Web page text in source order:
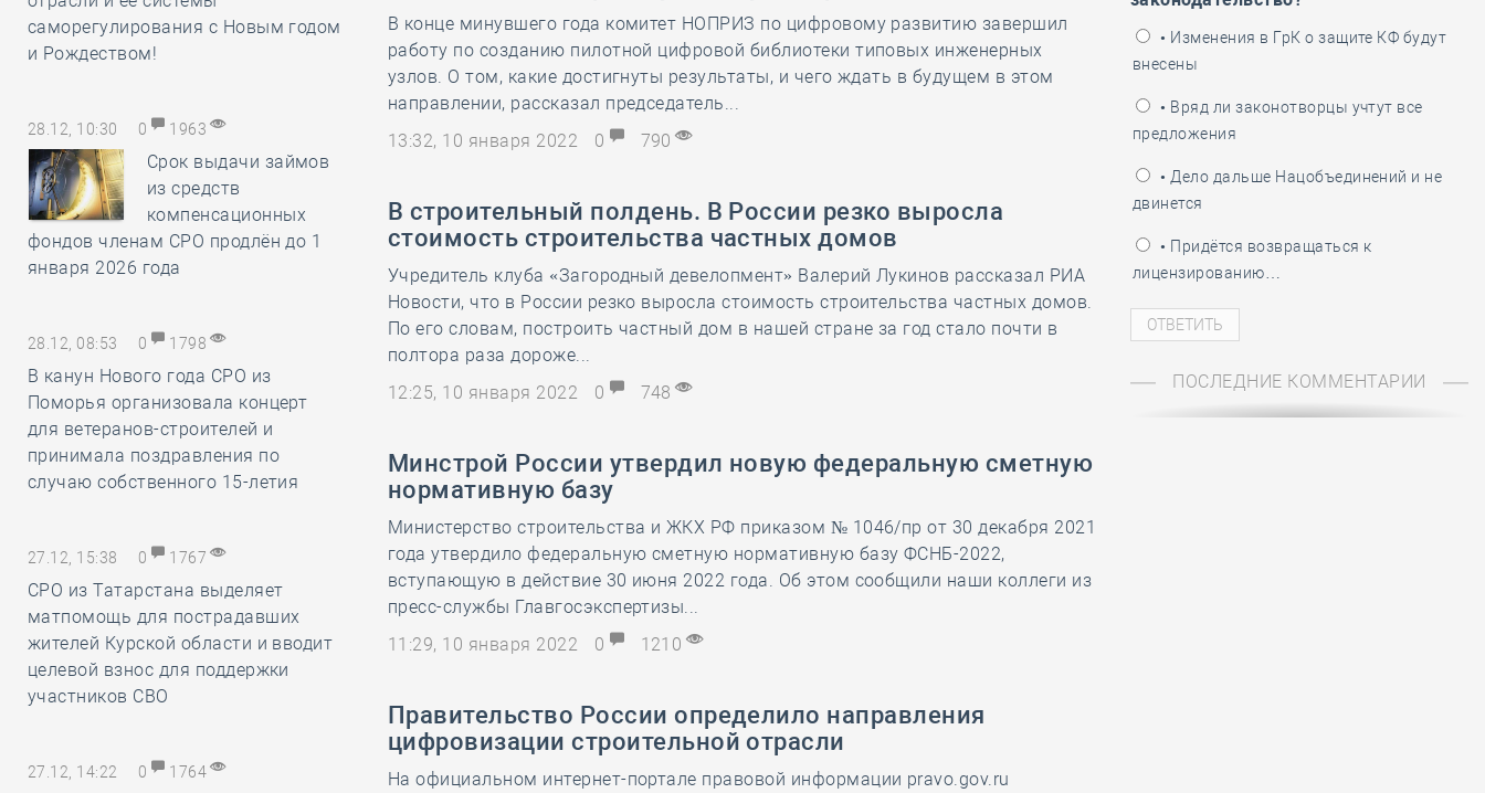
28 мая-День пограничника
саморегулирования с Новым годом
и Рождеством!
28.12, 10:30 0 1963
Срок выдачи займов
из средств
компенсационных
фондов членам СРО продлён до 1
января 2026 года
28.12, 08:53 0 1798
В канун Нового года СРО из
Поморья организовала концерт
для ветеранов-строителей и
принимала поздравления по
случаю собственного 15-летия
27.12, 15:38 0 1767
СРО из Татарстана выделяет
матпомощь для пострадавших
жителей Курской области и вводит
целевой взнос для поддержки
участников СВО
27.12, 14:22 0 1764
В конце минувшего года комитет НОПРИЗ по цифровому развитию завершил
работу по созданию пилотной цифровой библиотеки типовых инженерных
узлов. О том, какие достигнуты результаты, и чего ждать в будущем в этом
направлении, рассказал председатель...
13:32, 10 января 2022
0 790
В строительный полдень. В России резко выросла
стоимость строительства частных домов
Учредитель клуба «Загородный девелопмент» Валерий Лукинов рассказал РИА
Новости, что в России резко выросла стоимость строительства частных домов.
По его словам, построить частный дом в нашей стране за год стало почти в
полтора раза дороже...
12:25, 10 января 2022
0 748
Минстрой России утвердил новую федеральную сметную
нормативную базу
Министерство строительства и ЖКХ РФ приказом № 1046/пр от 30 декабря 2021
года утвердило федеральную сметную нормативную базу ФСНБ-2022,
вступающую в действие 30 июня 2022 года. Об этом сообщили наши коллеги из
пресс-службы Главгосэкспертизы...
11:29, 10 января 2022
0 1210
Правительство России определило направления
цифровизации строительной отрасли
На официальном интернет-портале правовой информации pravo.gov.ru
• Изменения в ГрК о защите КФ будут
внесены
• Вряд ли законотворцы учтут все
предложения
• Дело дальше Нацобъединений и не
двинется
• Придётся возвращаться к
лицензированию…
ПОСЛЕДНИЕ КОММЕНТАРИИ